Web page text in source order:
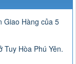
Giao Hàng của 5
Tuy Hòa Phú Yên.